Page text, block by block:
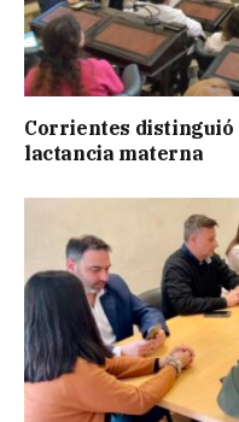
Corrientes distinguió
lactancia materna